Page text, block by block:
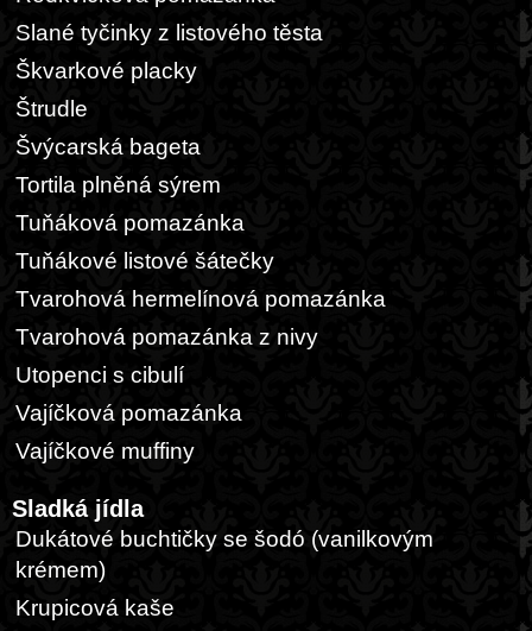
Slané tyčinky z listového těsta
Škvarkové placky
Štrudle
Švýcarská bageta
Tortila plněná sýrem
Tuňáková pomazánka
Tuňákové listové šátečky
Tvarohová hermelínová pomazánka
Tvarohová pomazánka z nivy
Utopenci s cibulí
Vajíčková pomazánka
Vajíčkové muffiny
Sladká jídla
Dukátové buchtičky se šodó (vanilkovým
krémem)
Krupicová kaše